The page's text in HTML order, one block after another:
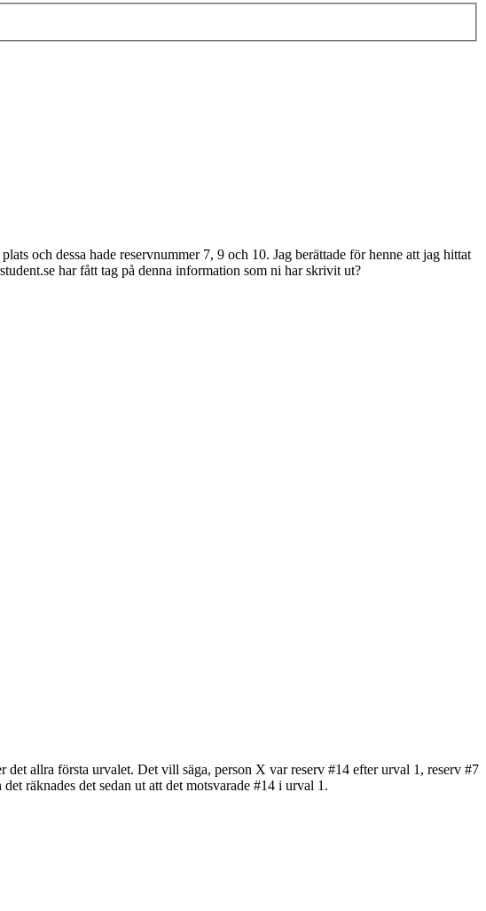
och dessa hade reservnummer 7, 9 och 10. Jag berättade för henne att jag hittat
har fått tag på denna information som ni har skrivit ut?
allra första urvalet. Det vill säga, person X var reserv #14 efter urval 1, reserv #7
räknades det sedan ut att det motsvarade #14 i urval 1.